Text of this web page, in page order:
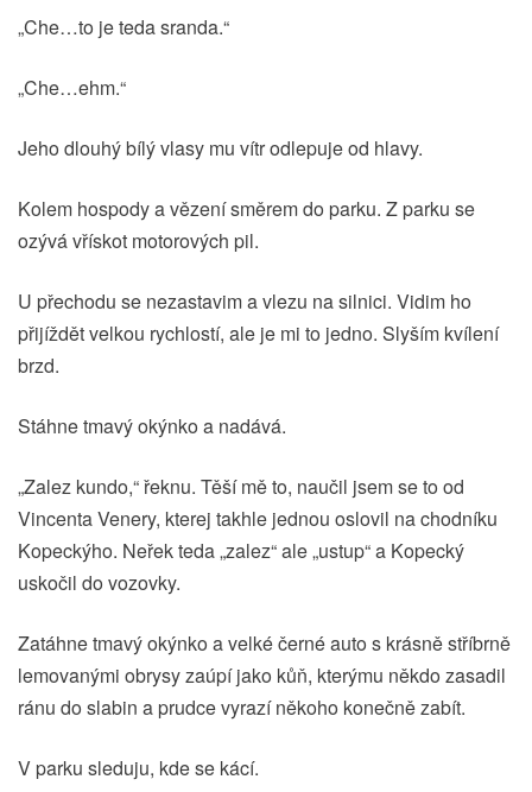
„Che…to je teda sranda.“
„Che…ehm.“
Jeho dlouhý bílý vlasy mu vítr odlepuje od hlavy.
Kolem hospody a vězení směrem do parku. Z parku se
ozývá vřískot motorových pil.
U přechodu se nezastavim a vlezu na silnici. Vidim ho
přijíždět velkou rychlostí, ale je mi to jedno. Slyším kvílení
brzd.
Stáhne tmavý okýnko a nadává.
„Zalez kundo,“ řeknu. Těší mě to, naučil jsem se to od
Vincenta Venery, kterej takhle jednou oslovil na chodníku
Kopeckýho. Neřek teda „zalez“ ale „ustup“ a Kopecký
uskočil do vozovky.
Zatáhne tmavý okýnko a velké černé auto s krásně stříbrně
lemovanými obrysy zaúpí jako kůň, kterýmu někdo zasadil
ránu do slabin a prudce vyrazí někoho konečně zabít.
V parku sleduju, kde se kácí.